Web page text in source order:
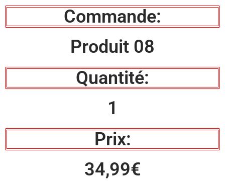
Commande:
Produit 08
Quantité:
1
Prix:
34,99€